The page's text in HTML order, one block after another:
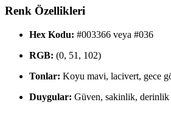
Renk Özellikleri
Hex Kodu: #003366 veya #036
RGB: (0, 51, 102)
Tonlar: Koyu mavi, lacivert, gece
Duygular: Güven, sakinlik, derinlik